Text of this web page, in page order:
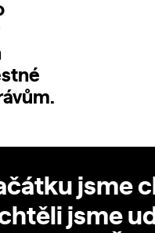
jsme
jsme